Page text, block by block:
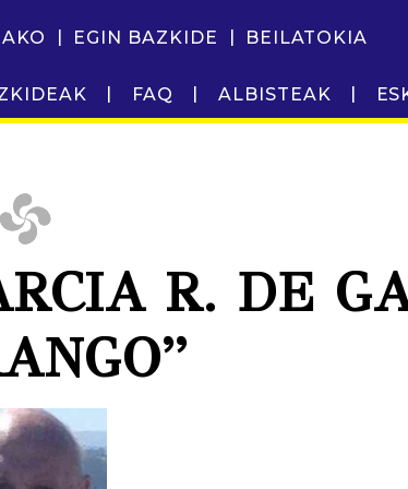
EGIN BAZKIDE BEILATOKIA
FAQ ALBISTEAK
R. DE